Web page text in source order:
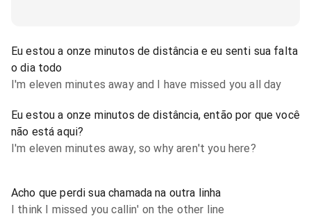
Eu estou a onze minutos de distância e eu senti sua falta
o dia todo
I'm eleven minutes away and I have missed you all day
Eu estou a onze minutos de distância, então por que você
não está aqui?
I'm eleven minutes away, so why aren't you here?
Acho que perdi sua chamada na outra linha
I think I missed you callin' on the other line